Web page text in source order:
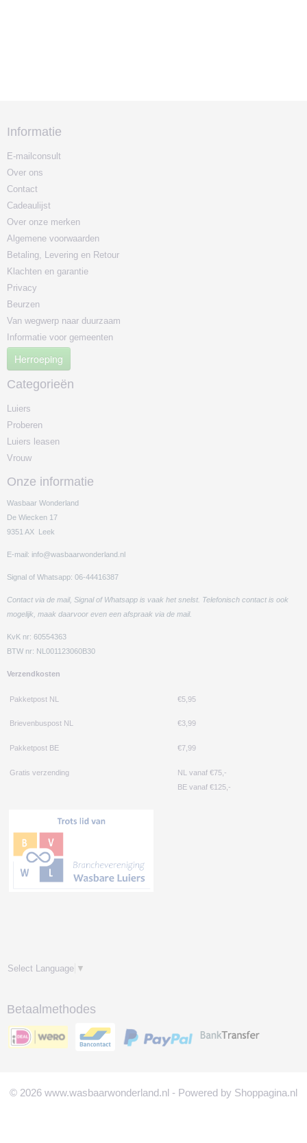
Informatie
E-mailconsult
Over ons
Contact
Cadeaulijst
Over onze merken
Algemene voorwaarden
Betaling, Levering en Retour
Klachten en garantie
Privacy
Beurzen
Van wegwerp naar duurzaam
Informatie voor gemeenten
Herroeping
Categorieën
Luiers
Proberen
Luiers leasen
Vrouw
Onze informatie
Wasbaar Wonderland
De Wiecken 17
9351 AX Leek
E-mail: info@wasbaarwonderland.nl
Signal of Whatsapp: 06-44416387
Contact via de mail, Signal of Whatsapp is vaak het snelst. Telefonisch contact is ook
mogelijk, maak daarvoor even een afspraak via de mail.
KvK nr: 60554363
BTW nr: NL001123060B30
Verzendkosten
Pakketpost NL €5,95
Brievenbuspost NL €3,99
Pakketpost BE €7,99
Gratis verzending
NL vanaf €75,-
BE vanaf €125,-
Select Language ▼
Betaalmethodes
© 2026 www.wasbaarwonderland.nl - Powered by Shoppagina.nl